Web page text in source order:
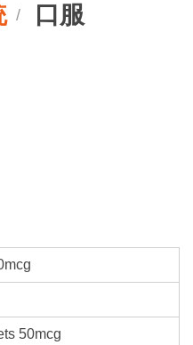
/ 口服
50mcg